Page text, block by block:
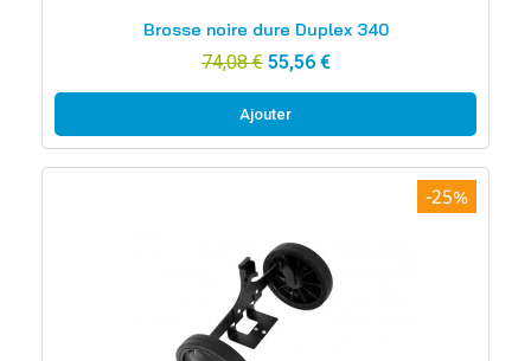
Brosse noire dure Duplex 340
74,08 € 55,56 €
Ajouter
-25%